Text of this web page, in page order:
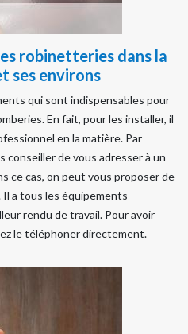
robinetteries dans la
ses environs
qui sont indispensables pour
En fait, pour les installer, il
en la matière. Par
conseiller de vous adresser à un
ce cas, on peut vous proposer de
a tous les équipements
rendu de travail. Pour avoir
le téléphoner directement.